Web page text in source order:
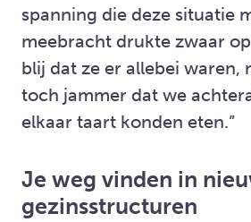
spanning die deze situatie
meebracht drukte zwaar
blij dat ze er allebei waren,
toch jammer dat we
elkaar taart konden eten.”
Je weg vinden in
gezinsstructuren